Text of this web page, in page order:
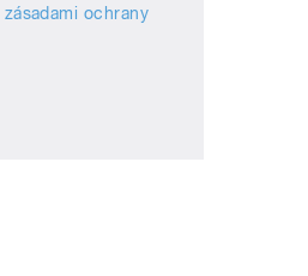
zásadami ochrany